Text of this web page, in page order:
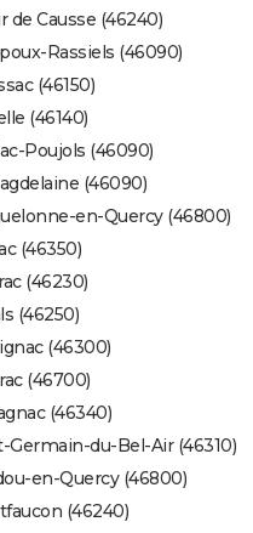
de Causse (46240)
Rassiels (46090)
(46150)
(46140)
Poujols (46090)
(46090)
en-Quercy (46800)
(46350)
(46230)
(46250)
(46300)
(46700)
(46340)
Germain-du-Bel-Air (46310)
en-Quercy (46800)
(46240)